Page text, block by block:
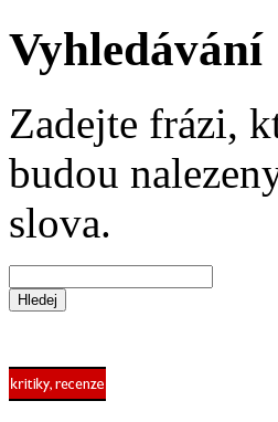
Vyhledávání
Zadejte frázi,
budou
slova.